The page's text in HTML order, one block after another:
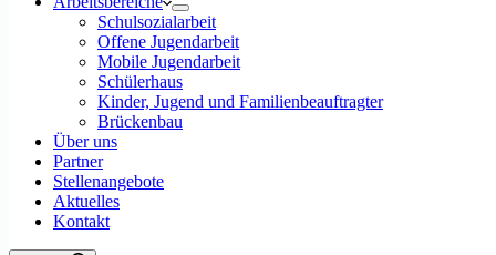
Schulsozialarbeit
Offene Jugendarbeit
Mobile Jugendarbeit
Schülerhaus
Kinder, Jugend und Familienbeauftragter
Brückenbau
Über uns
Partner
Stellenangebote
Aktuelles
Kontakt